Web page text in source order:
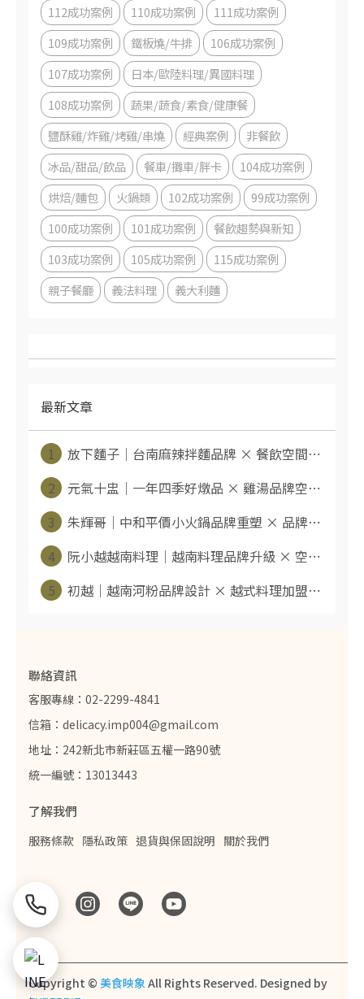
112成功案例
110成功案例
111成功案例
109成功案例
鐵板燒/牛排
106成功案例
107成功案例
日本/歐陸料理/異國料理
108成功案例
蔬果/蔬食/素食/健康餐
鹽酥雞/炸雞/烤雞/串燒
經典案例
非餐飲
冰品/甜品/飲品
餐車/攤車/胖卡
104成功案例
烘焙/麵包
火鍋類 102成功案例
99成功案例
100成功案例
101成功案例
餐飲趨勢與新知
103成功案例
105成功案例
115成功案例
親子餐廳
義法料理 義大利麵
最新文章
1
放下麵子｜台南麻辣拌麵品牌 × 餐飲空間⋯
2
元氣十盅｜一年四季好燉品 × 雞湯品牌空⋯
3
朱輝哥｜中和平價小火鍋品牌重塑 × 品牌⋯
4
阮小越越南料理｜越南料理品牌升級 × 空⋯
5
初越｜越南河粉品牌設計 × 越式料理加盟⋯
聯絡資訊
客服專線：02-2299-4841
信箱：delicacy.imp004@gmail.com
地址：242新北市新莊區五權一路90號
統一編號：13013443
了解我們
服務條款 隱私政策 退貨與保固說明 關於我們
Copyright © 美食映象 All Rights Reserved. Designed by